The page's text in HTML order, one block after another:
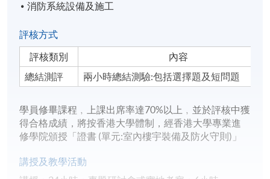
消防系統設備及施工
評核方式
評核類別
內容
總結測評
兩小時總結測驗:包括選擇題及短問題
學員修畢課程﹐上課出席率達70%以上﹐並於評核中獲
得合格成績，將按香港大學體制，經香港大學專業進
修學院頒授「證書 (單元:室內樓宇裝備及防火守則)」
講授及教學活動